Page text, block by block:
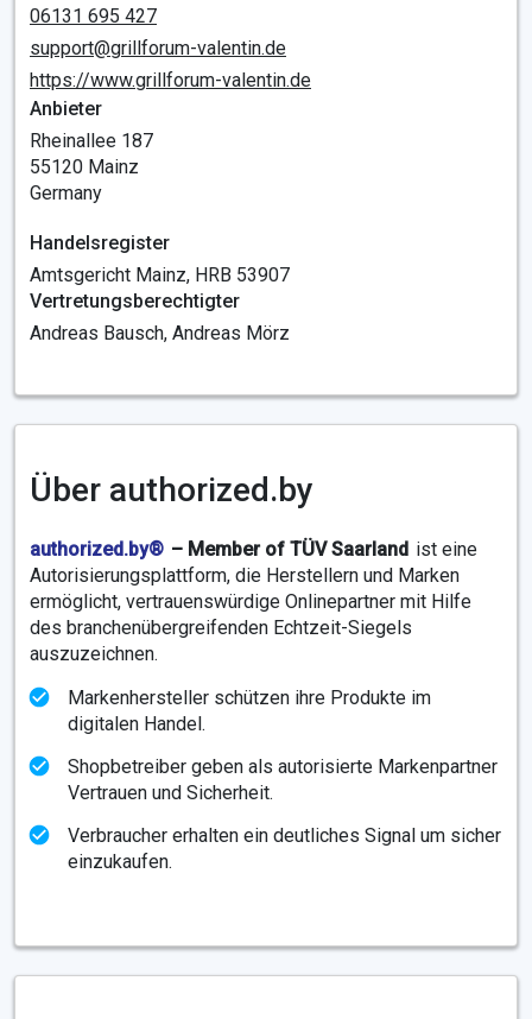
06131 695 427
support@grillforum-valentin.de
https://www.grillforum-valentin.de
Anbieter
Rheinallee 187
55120 Mainz
Germany
Handelsregister
Amtsgericht Mainz, HRB 53907
Vertretungsberechtigter
Andreas Bausch, Andreas Mörz
Über authorized.by
authorized.by® – Member of TÜV Saarland ist eine
Autorisierungsplattform, die Herstellern und Marken
ermöglicht, vertrauenswürdige Onlinepartner mit Hilfe
des branchenübergreifenden Echtzeit-Siegels
auszuzeichnen.
Markenhersteller schützen ihre Produkte im
digitalen Handel.
Shopbetreiber geben als autorisierte Markenpartner
Vertrauen und Sicherheit.
Verbraucher erhalten ein deutliches Signal um sicher
einzukaufen.